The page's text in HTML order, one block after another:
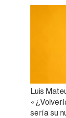
Luis
sería su